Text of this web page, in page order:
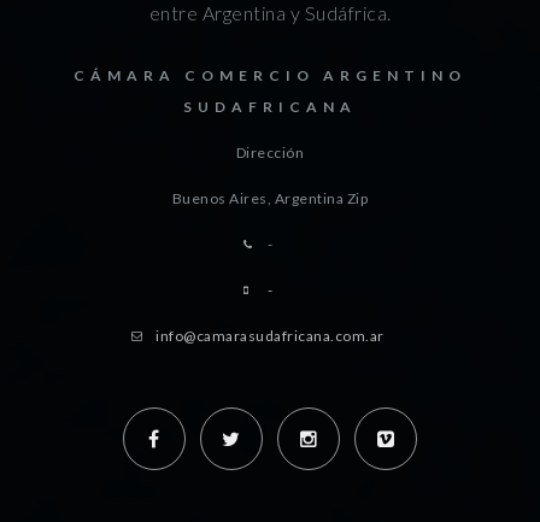
entre Argentina y Sudáfrica.
CÁMARA COMERCIO ARGENTINO
SUDAFRICANA
Dirección
Buenos Aires, Argentina Zip
-
-
info@camarasudafricana.com.ar